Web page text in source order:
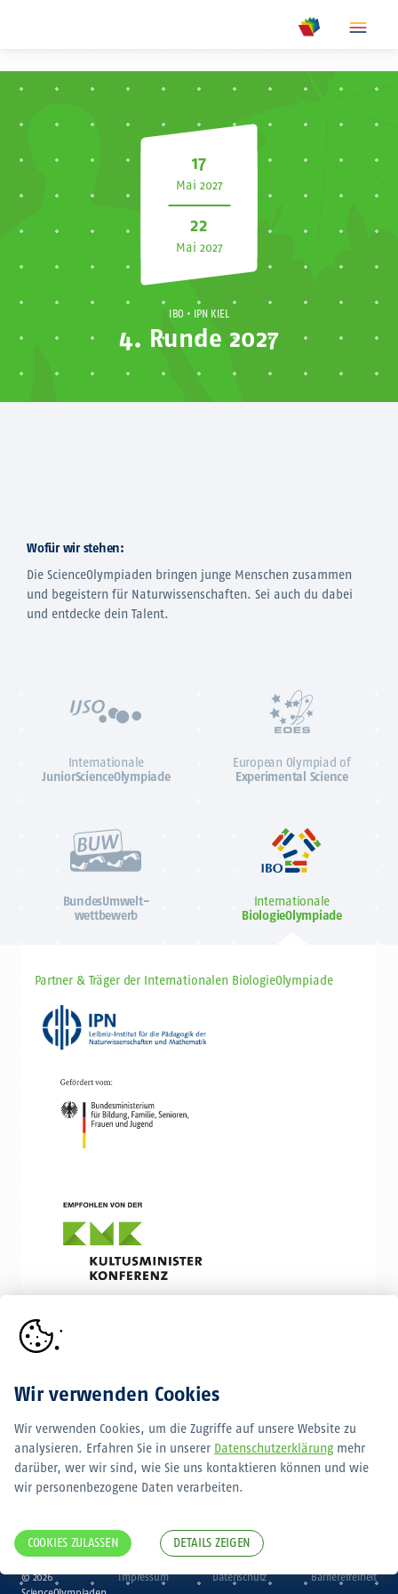
show meta
17
Mai 2027
22
Mai 2027
IBO • IPN KIEL
4. Runde 2027
Wofür wir stehen:
Die ScienceOlympiaden bringen junge Menschen zusammen
und begeistern für Naturwissenschaften. Sei auch du dabei
und entdecke dein Talent.
Internationale
JuniorScienceOlympiade
European Olympiad of
Experimental Science
BundesUmwelt-
wettbewerb
Internationale
BiologieOlympiade
Partner & Träger der Internationalen BiologieOlympiade
ChemieOlympiade
PhysikOlympiade
© 2026
Impressum Datenschutz Barrierefreiheit
Wir verwenden Cookies
Wir verwenden Cookies, um die Zugriffe auf unsere Website zu
analysieren. Erfahren Sie in unserer Datenschutzerklärung mehr
darüber, wer wir sind, wie Sie uns kontaktieren können und wie
wir personenbezogene Daten verarbeiten.
COOKIES ZULASSEN DETAILS ZEIGEN